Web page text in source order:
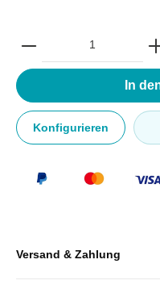
In
Konfigurieren
Versand & Zahlung